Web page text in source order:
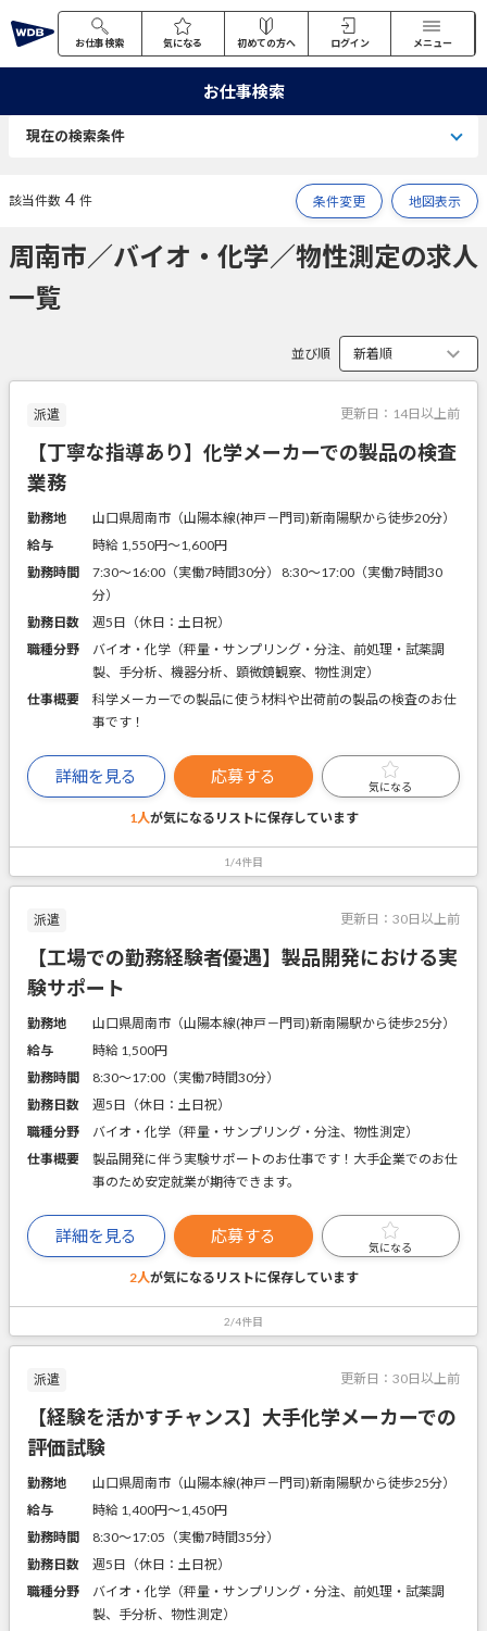
お仕事検索 気になる 初めての方へ ログイン メニュー
お仕事検索
現在の検索条件
該当件数 4 件 条件変更 地図表示
周南市／バイオ・化学／物性測定の求人
一覧
並び順
派遣 更新日： 14日以上前
【丁寧な指導あり】化学メーカーでの製品の検査
業務
勤務地
山口県周南市（山陽本線(神戸－門司)新南陽駅から徒歩20分）
給与
時給 1,550円〜1,600円
勤務時間
7:30～16:00（実働7時間30分） 8:30～17:00（実働7時間30
分）
勤務日数
週5日（休日：土日祝）
職種分野
バイオ・化学（秤量・サンプリング・分注、前処理・試薬調
製、手分析、機器分析、顕微鏡観察、物性測定）
仕事概要
科学メーカーでの製品に使う材料や出荷前の製品の検査のお仕
事です！
詳細を見る 応募する
気になる
1人が気になるリストに保存しています
1/4件目
派遣 更新日： 30日以上前
【工場での勤務経験者優遇】製品開発における実
験サポート
勤務地
山口県周南市（山陽本線(神戸－門司)新南陽駅から徒歩25分）
給与
時給 1,500円
勤務時間
8:30～17:00（実働7時間30分）
勤務日数
週5日（休日：土日祝）
職種分野
バイオ・化学（秤量・サンプリング・分注、物性測定）
仕事概要
製品開発に伴う実験サポートのお仕事です！大手企業でのお仕
事のため安定就業が期待できます。
詳細を見る 応募する
気になる
2人が気になるリストに保存しています
2/4件目
派遣 更新日： 30日以上前
【経験を活かすチャンス】大手化学メーカーでの
評価試験
勤務地
山口県周南市（山陽本線(神戸－門司)新南陽駅から徒歩25分）
給与
時給 1,400円〜1,450円
勤務時間
8:30～17:05（実働7時間35分）
勤務日数
週5日（休日：土日祝）
職種分野
バイオ・化学（秤量・サンプリング・分注、前処理・試薬調
製、手分析、物性測定）